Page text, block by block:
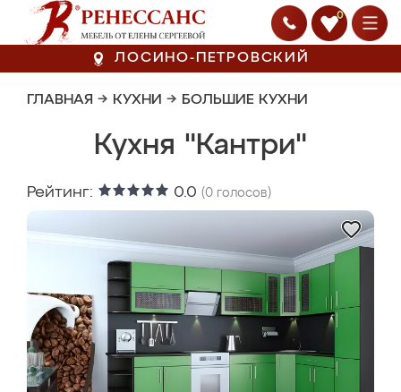
0
ЛОСИНО-ПЕТРОВСКИЙ
ГЛАВНАЯ → КУХНИ → БОЛЬШИЕ КУХНИ
Кухня "Кантри"
Рейтинг: 0.0 (0 голосов)